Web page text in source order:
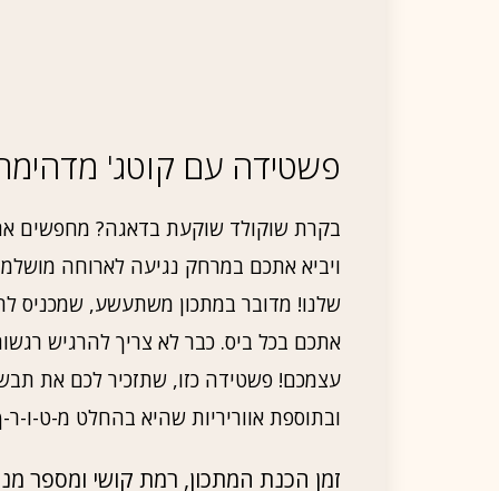
פשטידה עם קוטג'
בקרת שוקולד שוקעת בדאגה? מחפשים
ויביא אתכם במרחק נגיעה לארוחה
שלנו! מדובר במתכון משתעשע, שמכניס
אתכם בכל ביס. כבר לא צריך להרגיש
עצמכם! פשטידה כזו, שתזכיר לכם את
ובתוספת אווריריות שהיא בהחלט מ-ט-
זמן הכנת המתכון, רמת קושי ומספר